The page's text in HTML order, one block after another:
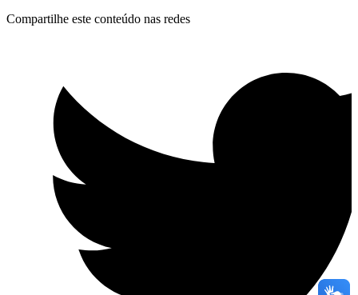
Compartilhe este conteúdo nas redes